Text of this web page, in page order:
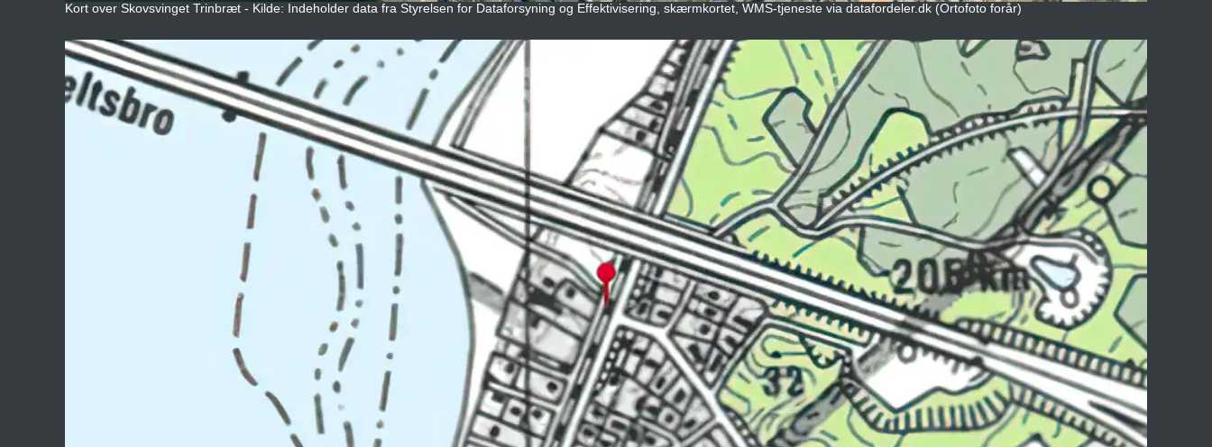
Kort over Skovsvinget Trinbræt - Kilde: Indeholder data fra Styrelsen for Dataforsyning og Effektivisering, skærmkortet, WMS-tjeneste via datafordeler.dk (Ortofoto forår)